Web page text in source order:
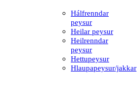
Hálfrenndar
peysur
Heilar peysur
Heilrenndar
peysur
Hettupeysur
Hlaupapeysur/jakkar